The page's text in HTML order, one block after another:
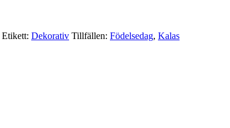
Etikett: Dekorativ Tillfällen: Födelsedag, Kalas